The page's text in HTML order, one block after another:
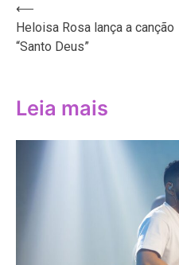
Navegação
de
⟵
Heloisa Rosa lança a canção
“Santo Deus”
Leia mais